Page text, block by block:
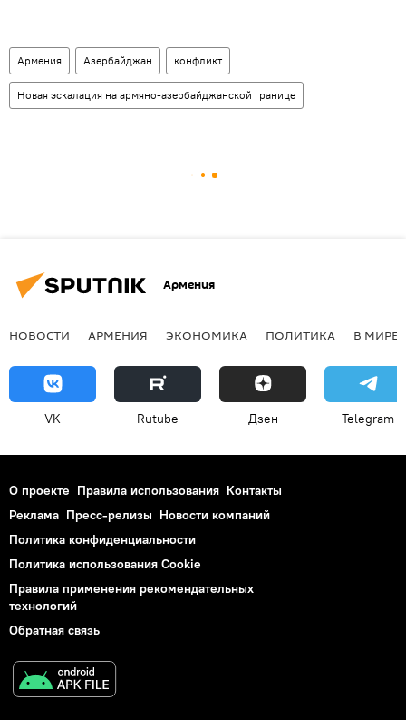
Армения Азербайджан конфликт
Новая эскалация на армяно-азербайджанской границе
Армения
НОВОСТИ АРМЕНИЯ ЭКОНОМИКА ПОЛИТИКА В МИРЕ
VK Rutube Дзен Telegram
О проекте Правила использования Контакты
Реклама Пресс-релизы Новости компаний
Политика конфиденциальности
Политика использования Cookie
Правила применения рекомендательных
технологий
Обратная связь